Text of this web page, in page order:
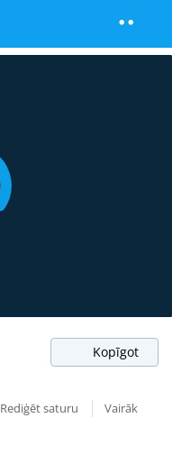
Kopīgot
Rediģēt saturu
Vairāk